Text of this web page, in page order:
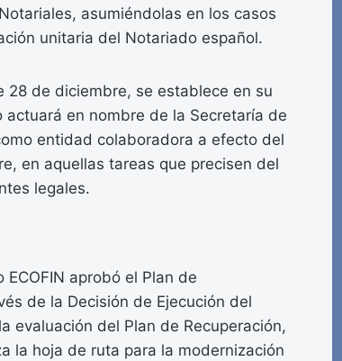
asumiéndolas en los casos
unitaria del Notariado español.
28 de diciembre, se establece en su
en nombre de la Secretaría de
entidad colaboradora a efecto del
en aquellas tareas que precisen del
legales.
aprobó el Plan de
de la Decisión de Ejecución del
evaluación del Plan de Recuperación,
la hoja de ruta para la modernización